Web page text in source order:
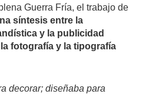
Guerra Fría, el trabajo de
síntesis entre la
y la publicidad
la fotografía y la tipografía
decorar; diseñaba para